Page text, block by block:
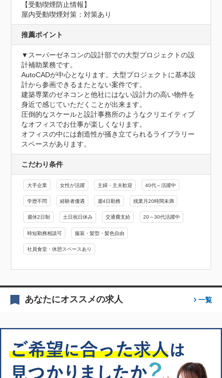
【受動喫煙防止情報】
屋内受動喫煙対策：対策あり
推薦ポイント
▼スーパーゼネコンの設計部での大型プロジェクトの設
計補助業務です。
AutoCADが中心となります。大型プロジェクトに基本設
計から参画できるまたとない案件です。
建築専業のゼネコンと他社にはない設計力の高い物件を
身近で感じていただくことが出来ます。
圧倒的なスケールと設計事務所のようなクリエイティブ
なオフィスでお仕事が楽しくなります。
オフィスの中には創造性が掻き立てられるライブラリー
スペースがあります。
こだわり条件
大手企業 女性が活躍 主婦・主夫歓迎 40代～活躍中
学歴不問 経験者優遇 週4日勤務 残業月20時間未満
週休2日制 土日祝日休み 交通費支給 20～30代活躍中
時短勤務相談可 服装・髪型・髪色自由
社員食堂・休憩スペースあり
あなたにオススメの求人 一覧